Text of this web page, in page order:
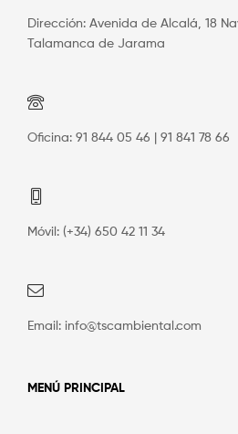
Dirección: Avenida de Alcalá, 18
Talamanca de Jarama
Oficina: 91 844 05 46 | 91 841 78 66
Móvil: (+34) 650 42 11 34
Email: info@tscambiental.com
MENÚ PRINCIPAL